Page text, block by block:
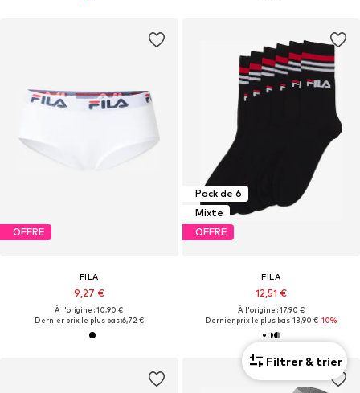
OFFRE
FILA
9,27 €
À l'origine : 10,90 €
Dernier prix le plus bas :6,72 €
Pack de 6
Mixte
OFFRE
FILA
12,51 €
À l'origine : 17,90 €
Dernier prix le plus bas :13,90 €-10%
Filtrer & trier